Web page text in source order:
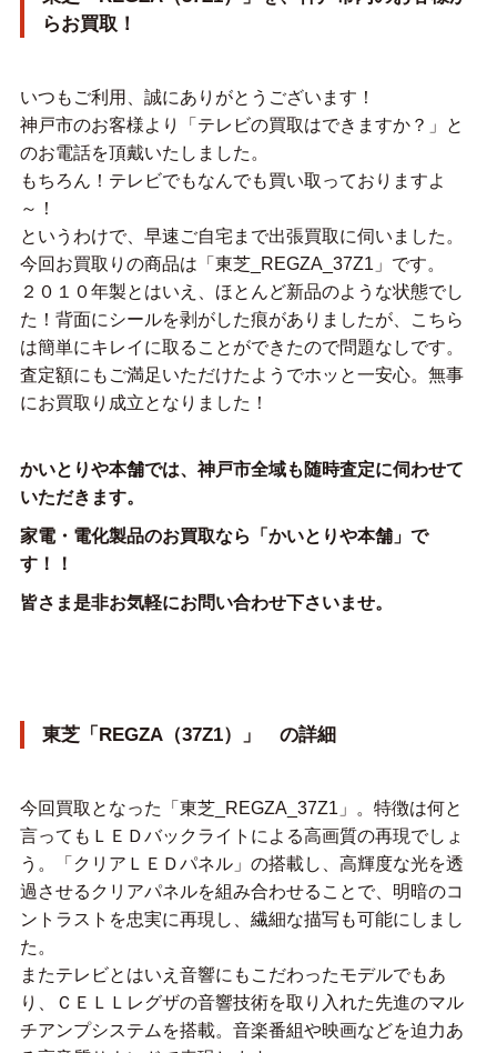
らお買取！
いつもご利用、誠にありがとうございます！
神戸市のお客様より「テレビの買取はできますか？」と
のお電話を頂戴いたしました。
もちろん！テレビでもなんでも買い取っておりますよ
～！
というわけで、早速ご自宅まで出張買取に伺いました。
今回お買取りの商品は「東芝_REGZA_37Z1」です。
２０１０年製とはいえ、ほとんど新品のような状態でし
た！背面にシールを剥がした痕がありましたが、こちら
は簡単にキレイに取ることができたので問題なしです。
査定額にもご満足いただけたようでホッと一安心。無事
にお買取り成立となりました！
かいとりや本舗では、神戸市全域も随時査定に伺わせて
いただきます。
家電・電化製品のお買取なら「かいとりや本舗」で
す！！
皆さま是非お気軽にお問い合わせ下さいませ。
東芝「REGZA（37Z1）」 の詳細
今回買取となった「東芝_REGZA_37Z1」。特徴は何と
言ってもＬＥＤバックライトによる高画質の再現でしょ
う。「クリアＬＥＤパネル」の搭載し、高輝度な光を透
過させるクリアパネルを組み合わせることで、明暗のコ
ントラストを忠実に再現し、繊細な描写も可能にしまし
た。
またテレビとはいえ音響にもこだわったモデルでもあ
り、ＣＥＬＬレグザの音響技術を取り入れた先進のマル
チアンプシステムを搭載。音楽番組や映画などを迫力あ